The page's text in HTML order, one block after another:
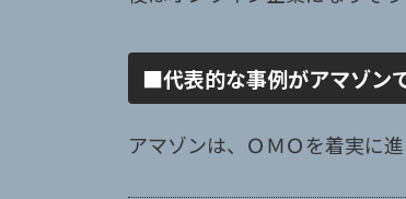
■代表的な事例がアマゾンで
アマゾンは、ＯＭＯを着実に進